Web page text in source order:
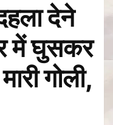
देने
में घुसकर
गोली,